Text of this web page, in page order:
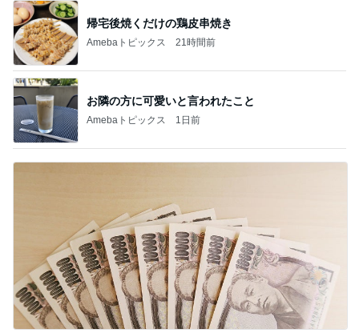
帰宅後焼くだけの鶏皮串焼き
Amebaトピックス 21時間前
お隣の方に可愛いと言われたこと
Amebaトピックス 1日前